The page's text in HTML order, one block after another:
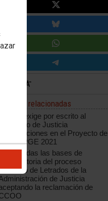
Noticias relacionadas
CCOO exige por escrito al
Ministerio de Justicia
modificaciones en el Proyecto de
de PGE 2021
Modificadas las bases de
convocatoria del proceso
de Letrados de la
de Justicia
la reclamación de